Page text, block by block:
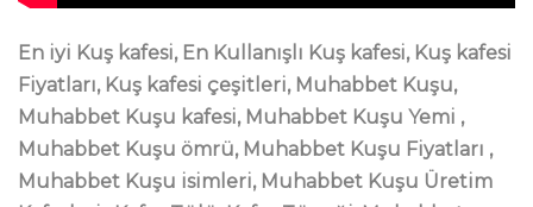
En iyi Kuş kafesi, En Kullanışlı Kuş kafesi, Kuş kafesi
Fiyatları, Kuş kafesi çeşitleri, Muhabbet Kuşu,
Muhabbet Kuşu kafesi, Muhabbet Kuşu Yemi ,
Muhabbet Kuşu ömrü, Muhabbet Kuşu Fiyatları ,
Muhabbet Kuşu isimleri, Muhabbet Kuşu Üretim